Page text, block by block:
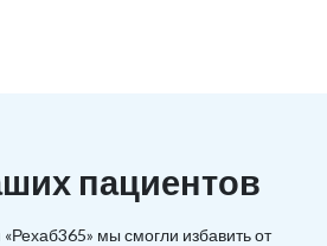
пациентов
мы смогли избавить от